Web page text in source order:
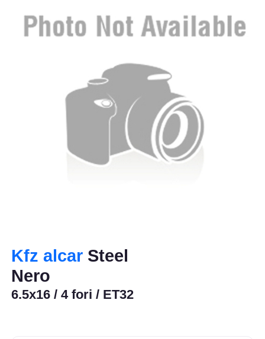
Kfz alcar Steel
Nero
6.5x16 / 4 fori / ET32